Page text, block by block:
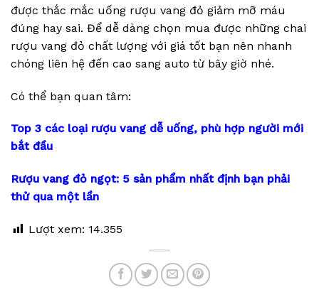
được thắc mắc uống rượu vang đỏ giảm mỡ máu
đúng hay sai. Để dễ dàng chọn mua được những chai
rượu vang đỏ chất lượng với giá tốt bạn nên nhanh
chóng liên hệ đến cao sang auto từ bây giờ nhé.
Có thể bạn quan tâm:
Top 3 các loại rượu vang dễ uống, phù hợp người mới
bắt đầu
Rượu vang đỏ ngọt: 5 sản phẩm nhất định bạn phải
thử qua một lần
Lượt xem: 14.355